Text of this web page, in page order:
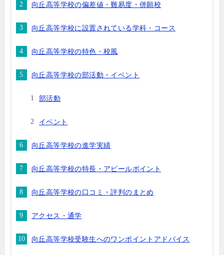
向丘高等学校の偏差値・難易度・併願校
向丘高等学校に設置されている学科・コース
向丘高等学校の特色・校風
向丘高等学校の部活動・イベント
部活動
イベント
向丘高等学校の進学実績
向丘高等学校の特長・アピールポイント
向丘高等学校の口コミ・評判のまとめ
アクセス・通学
向丘高等学校受験生へのワンポイントアドバイス